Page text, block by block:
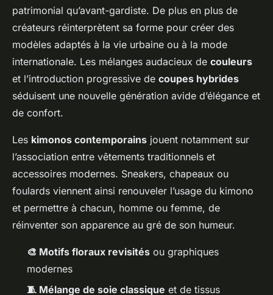
patrimonial qu’avant-gardiste. De plus en plus de
créateurs réinterprètent sa forme pour créer des
modèles adaptés à la vie urbaine ou à la mode
internationale. Les mélanges audacieux de couleurs
et l’introduction progressive de coupes hybrides
séduisent une nouvelle génération avide d’élégance et
de confort.
Les kimonos contemporains jouent notamment sur
l’association entre vêtements traditionnels et
accessoires modernes. Sneakers, chapeaux ou
foulards viennent ainsi renouveler l’usage du kimono
et permettre à chacun, homme ou femme, de
réinventer son apparence au gré de son humeur.
🎨 Motifs floraux revisités ou graphiques
modernes
🧵 Mélange de soie classique et de tissus